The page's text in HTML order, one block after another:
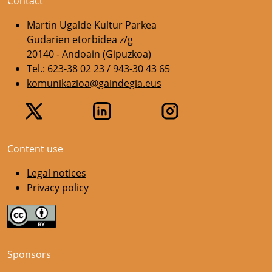
Martin Ugalde Kultur Parkea
Gudarien etorbidea z/g
20140 - Andoain (Gipuzkoa)
Tel.: 623-38 02 23 / 943-30 43 65
komunikazioa@gaindegia.eus
Content use
Legal notices
Privacy policy
Sponsors